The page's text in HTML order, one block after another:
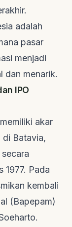
adalah
pasar
menjadi
dan menarik.
IPO
akar
di Batavia,
1977. Pada
kembali
(Bapepam)